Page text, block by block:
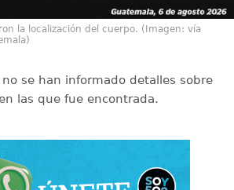
la localización del cuerpo. (Imagen: vía
se han informado detalles sobre
las que fue encontrada.